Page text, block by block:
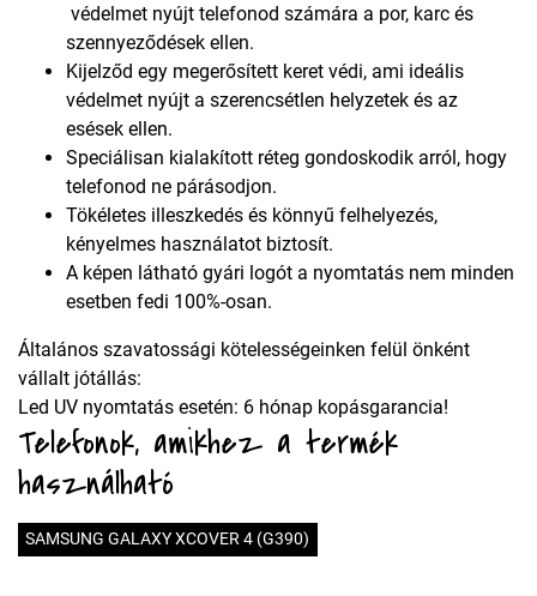
védelmet nyújt telefonod számára a por, karc és
szennyeződések ellen.
Kijelződ egy megerősített keret védi, ami ideális
védelmet nyújt a szerencsétlen helyzetek és az
esések ellen.
Speciálisan kialakított réteg gondoskodik arról, hogy
telefonod ne párásodjon.
Tökéletes illeszkedés és könnyű felhelyezés,
kényelmes használatot biztosít.
A képen látható gyári logót a nyomtatás nem minden
esetben fedi 100%-osan.
Általános szavatossági kötelességeinken felül önként
vállalt jótállás:
Led UV nyomtatás esetén: 6 hónap kopásgarancia!
Telefonok, amikhez a termék
használható
SAMSUNG GALAXY XCOVER 4 (G390)